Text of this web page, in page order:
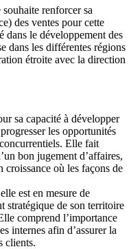
renforcer sa
des ventes pour cette
dans le développement des
dans les différentes régions
étroite avec la direction
sa capacité à développer
les opportunités
Elle fait
bon jugement d’affaires,
croissance où les façons de
est en mesure de
stratégique de son territoire
comprend l’importance
internes afin d’assurer la
clients.